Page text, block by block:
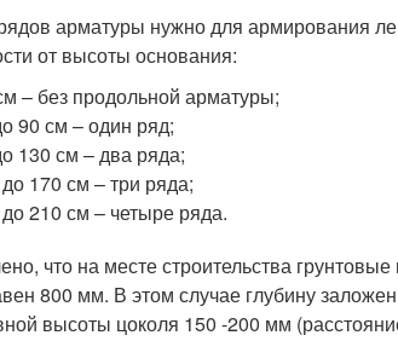
арматуры нужно для армирования
от высоты основания:
– без продольной арматуры;
90 см – один ряд;
130 см – два ряда;
170 см – три ряда;
210 см – четыре ряда.
что на месте строительства
800 мм. В этом случае глубину
высоты цоколя 150 -200 мм